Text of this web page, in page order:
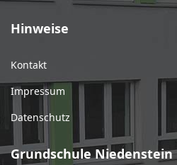
Hinweise
Kontakt
Impressum
Datenschutz
Grundschule Niedenstein